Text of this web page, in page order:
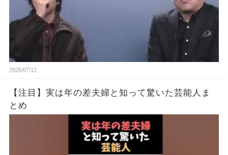
2026/07/12
【注目】実は年の差夫婦と知って驚いた芸能人ま
とめ